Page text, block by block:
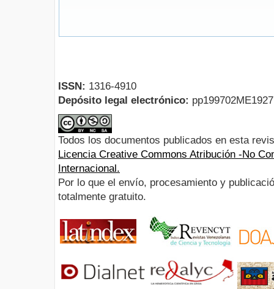
ISSN: 1316-4910
Depósito legal electrónico:
Todos los documentos publicados en esta
Licencia Creative Commons Atribución -No
Internacional.
Por lo que el envío, procesamiento y
totalmente gratuito.